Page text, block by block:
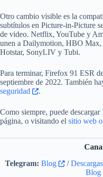
Otro cambio visible es la
subtítulos en Picture-in-Picture
de video. Netflix, YouTube y
unen a Dailymotion, HBO
Hotstar, SonyLIV y Tubi.
Para terminar, Firefox 91 ESR
septiembre de 2022. También
seguridad
.
Como siempre, puede descargar
página, o visitando el sitio web
Telegram: Blog /Descargas
Blog